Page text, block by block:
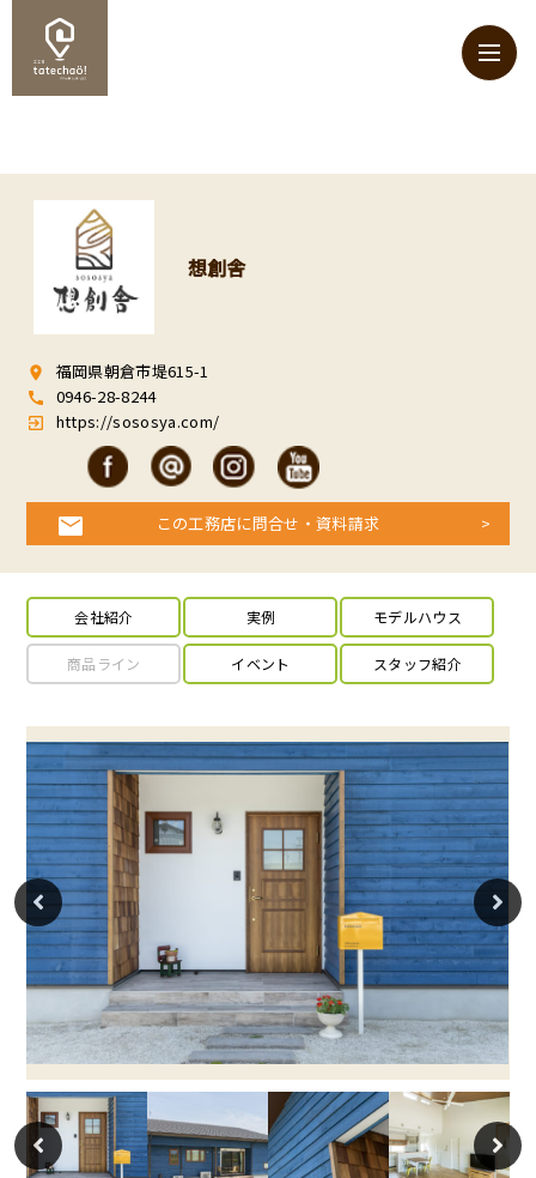
想創舎
room 福岡県朝倉市堤615-1
call 0946-28-8244
exit_to_app https://sososya.com/
この工務店に問合せ・資料請求
会社紹介 実例 モデルハウス
商品ライン イベント スタッフ紹介